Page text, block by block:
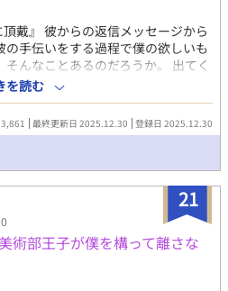
戴』 彼からの返信メッセージから
手伝いをする過程で僕の欲しいも
んなことあるのだろうか。 出てく
る攻め×一時不登校になった攻 ②執
を読む
最終更新日 2025.12.30 登録日 2025.12.30
21
術部王子が僕を構って離さな